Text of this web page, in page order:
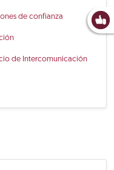
de confianza
de Intercomunicación